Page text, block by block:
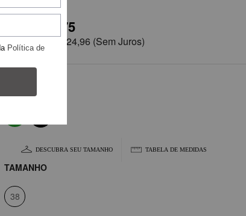
R$ 3.749,75
em6x deR$ 624,96 (Sem Juros)
DESCUBRA SEU TAMANHO TABELA DE MEDIDAS
TAMANHO
38
Política de